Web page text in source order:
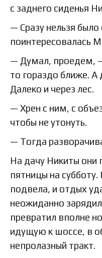
с заднего сиденья
— Сразу нельзя было
поинтересовалась
— Думал, проедем,
то гораздо ближе. А
Далеко и через лес.
— Хрен с ним, с
чтобы не утонуть.
— Тогда
На дачу Никиты они
пятницы на
подвела, и отдых
неожиданно
превратил вполне
идущую к шоссе, в
непролазный тракт.